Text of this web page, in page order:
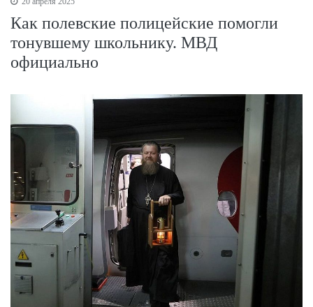
Как полевские полицейские помогли
тонувшему школьнику. МВД
официально